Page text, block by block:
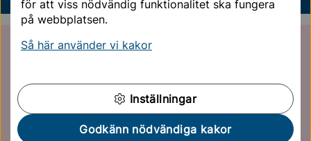
för att viss nödvändig funktionalitet ska fungera
på webbplatsen.
Så här använder vi kakor
Inställningar
Godkänn nödvändiga kakor
VEM GÖR VAD?
Kommunfullmäktige, kommunstyrelsen och de olika
nämnderna utgör den politiska organisationen. Till de
olika nämnderna finns förvaltningskontor.